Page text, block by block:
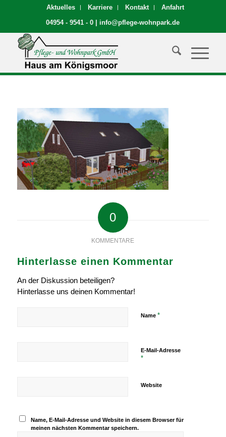
Aktuelles Karriere Kontakt
Anfahrt
04954 - 9541 - 0
info@pflege-wohnpark.de
0
KOMMENTARE
Hinterlasse einen Kommentar
An der Diskussion beteiligen?
Hinterlasse uns deinen Kommentar!
Name *
E-Mail-Adresse
*
Website
Name, E-Mail-Adresse und Website in diesem Browser für
meinen nächsten Kommentar speichern.